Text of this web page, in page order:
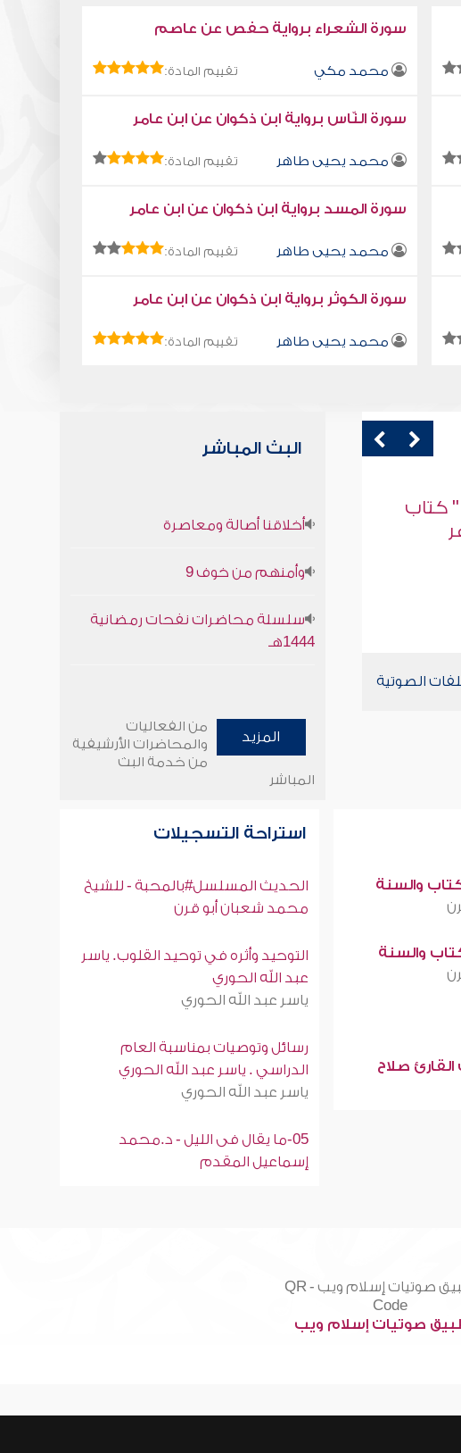
سورة الشعراء برواية حفص عن عاصم
محمد مكي تقييم المادة:
سورة النّاس برواية ابن ذكوان عن ابن عامر
محمد يحيى طاهر تقييم المادة:
سورة المسد برواية ابن ذكوان عن ابن عامر
محمد يحيى طاهر تقييم المادة:
سورة الكوثر برواية ابن ذكوان عن ابن عامر
محمد يحيى طاهر تقييم المادة:
الصوتية
البث المباشر
أخلاقنا أصالة ومعاصرة
وأمنهم من خوف 9
سلسلة محاضرات نفحات رمضانية
1444هـ
المزيد
من الفعاليات
والمحاضرات الأرشيفية
من خدمة البث
المباشر
والسنة
والسنة
صلاح
استراحة التسجيلات
الحديث المسلسل#بالمحبة - للشيخ
محمد شعبان أبو قرن
التوحيد وأثره في توحيد القلوب. ياسر
عبد الله الحوري
ياسر عبد الله الحوري
رسائل وتوصيات بمناسبة العام
الدراسي . ياسر عبد الله الحوري
ياسر عبد الله الحوري
05-ما يقال فى الليل - د.محمد
إسماعيل المقدم
صوتيات إسلام ويب